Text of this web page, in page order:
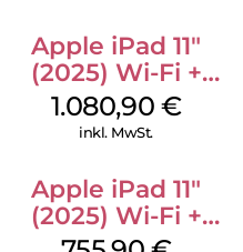
Apple iPad 11″
(2025) Wi-Fi +
Cellular 512 GB
Pink
1.080,90 €
inkl. MwSt.
Apple iPad 11″
(2025) Wi-Fi +
Cellular 256 GB